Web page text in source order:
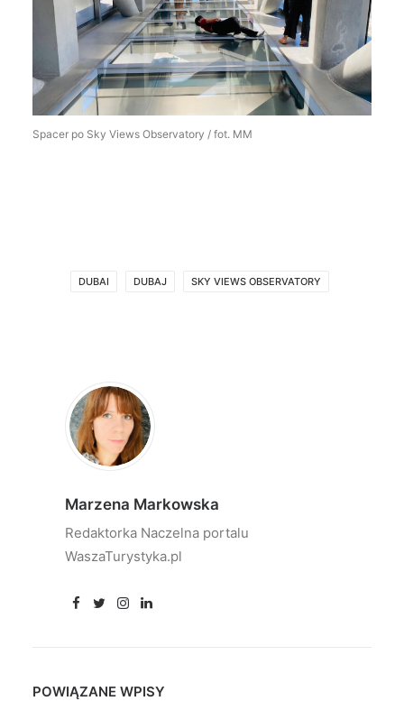
Spacer po Sky Views Observatory / fot. MM
DUBAI DUBAJ SKY VIEWS OBSERVATORY
Marzena Markowska
Redaktorka Naczelna portalu
WaszaTurystyka.pl
POWIĄZANE WPISY